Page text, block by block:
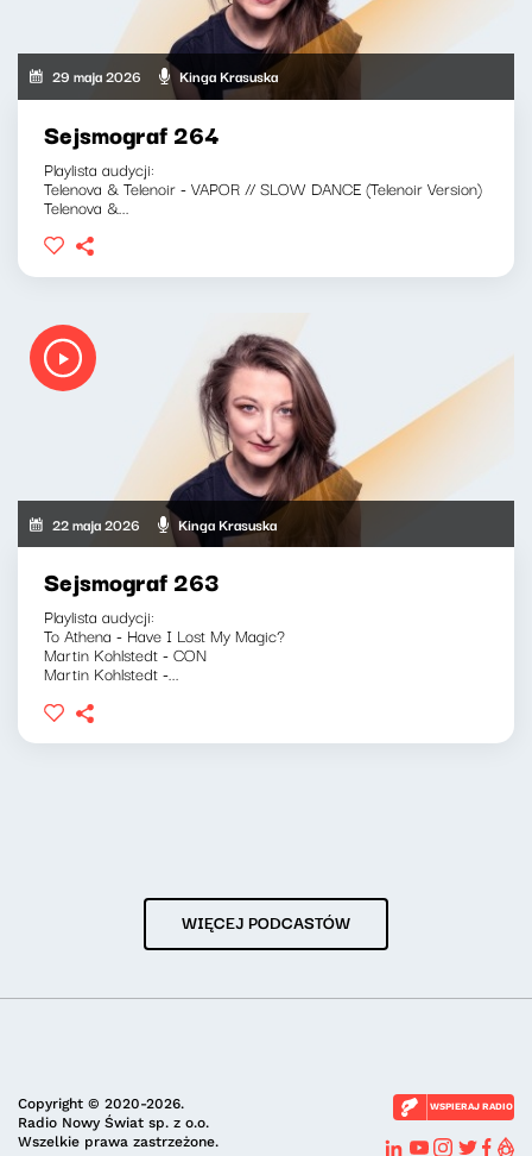
29 maja 2026 Kinga Krasuska
Sejsmograf 264
Playlista audycji:
Telenova & Telenoir - VAPOR // SLOW DANCE (Telenoir Version)
Telenova &...
22 maja 2026 Kinga Krasuska
Sejsmograf 263
Playlista audycji:
To Athena - Have I Lost My Magic?
Martin Kohlstedt - CON
Martin Kohlstedt -...
WIĘCEJ PODCASTÓW
Copyright © 2020-2026.
Radio Nowy Świat sp. z o.o.
Wszelkie prawa zastrzeżone.
WSPIERAJ RADIO